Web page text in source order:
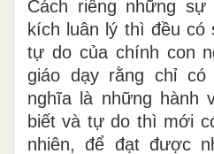
Cách riêng những
kích luân lý thì đều có
tự do của chính con
giáo dạy rằng chỉ có
nghĩa là những hành
biết và tự do thì mới
nhiên, để đạt được